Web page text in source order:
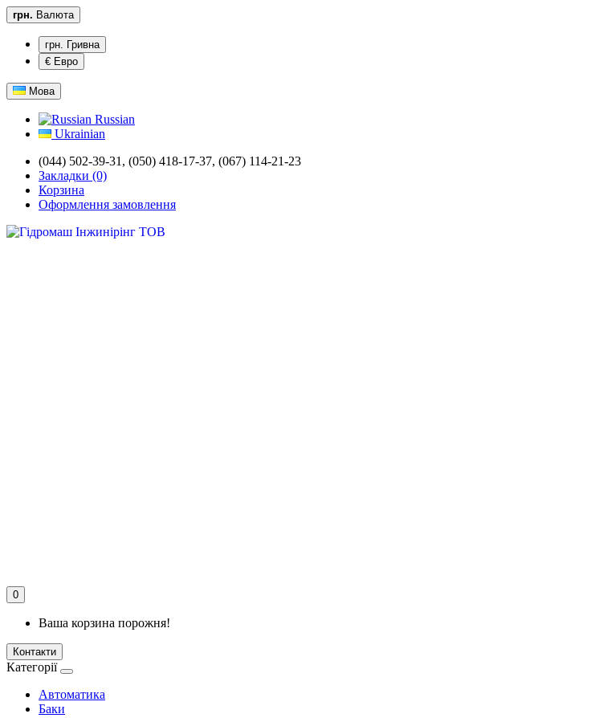
грн. Валюта
грн. Гривна
€ Евро
Мова
Russian
Ukrainian
(044) 502-39-31, (050) 418-17-37, (067) 114-21-23
Закладки (0)
Корзина
Оформлення замовлення
0
Ваша корзина порожня!
Контакти
Категорії
Автоматика
Баки